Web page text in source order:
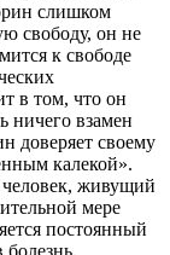
слишком
свободу, он не
к свободе
в том, что он
ничего взамен
доверяет своему
калекой».
живущий
мере
постоянный
болезнь.